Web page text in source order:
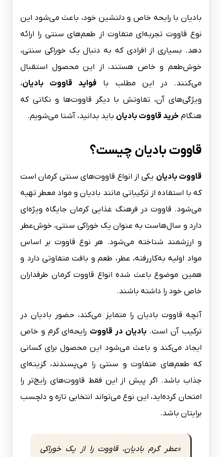
بادیان با رایحه خاص و دلنشین خود، باعث می‌شود این
نوع قاووت تجربه‌ای متفاوت از طعم‌های سنتی را ارائه
دهد. بسیاری از افرادی که به دنبال یک خوراکی سنتی،
خوش‌طعم و خاص هستند، از این محصول استقبال
می‌کنند. در این مطلب با فواید قاووت بادیان،
ویژگی‌های آن، تفاوتش با دیگر قاووت‌ها و نکاتی که
هنگام خرید قاووت بادیان باید بدانید، آشنا می‌شویم.
قاووت بادیان چیست؟
قاووت بادیان یکی از انواع قاووت‌های سنتی کرمان است
که با استفاده از ترکیباتی مانند بادیان و مواد معطر تهیه
می‌شود. قاووت در فرهنگ غذایی کرمان جایگاه ویژه‌ای
دارد و سال‌هاست به عنوان یک خوراکی سنتی، خوش‌عطر
و ارزشمند شناخته می‌شود. هر نوع قاووت بر اساس
مواد اولیه به‌کاررفته، عطر، طعم و بافت متفاوتی دارد و
همین موضوع باعث شده انواع قاووت کرمان طرفداران
خاص خود را داشته باشند.
آنچه قاووت بادیان را متمایز می‌کند، حضور بادیان در
ترکیب آن است. بادیان در قاووت رایحه‌ای گرم و خاص
ایجاد می‌کند و باعث می‌شود این محصول برای کسانی
که طعم‌های متفاوت و سنتی را می‌پسندند، گزینه‌ای
جذاب باشد. اگر پیش از این فقط قاووت‌های رایج‌تر را
امتحان کرده‌اید، این نوع می‌تواند انتخابی تازه و دلچسب
برایتان باشد.
«عطر گرم بادیان، قاووت را از یک خوراکی